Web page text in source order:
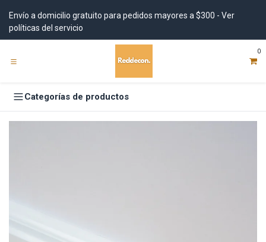
Envío a domicilio gratuito para pedidos mayores a $300 - Ver
políticas del servicio
0
Categorías de productos